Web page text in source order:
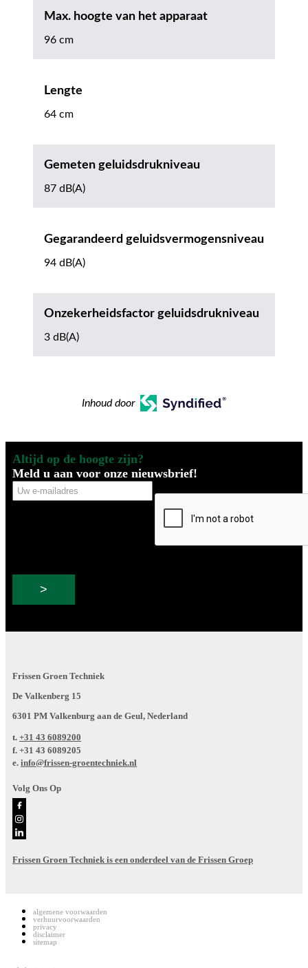
Max. hoogte van het apparaat
96 cm
Lengte
64 cm
Gemeten geluidsdrukniveau
87 dB(A)
Gegarandeerd geluidsvermogensniveau
94 dB(A)
Onzekerheidsfactor geluidsdrukniveau
3 dB(A)
Inhoud door
Altijd op de hoogte zijn?
Meld u aan voor onze nieuwsbrief!
Uw
e-
Frissen Groen Techniek
De Valkenberg 15
6301 PM Valkenburg aan de Geul, Nederland
t. +31 43 6089200
f. +31 43 6089205
e. info@frissen-groentechniek.nl
Volg Ons Op
Frissen Groen Techniek is een onderdeel van de Frissen Groep
algemene voorwaarden
verhuurvoorwaarden
privacy
disclaimer
sitemap